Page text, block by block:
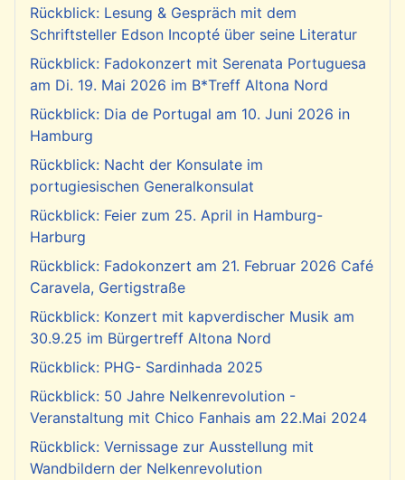
Rückblick: Lesung & Gespräch mit dem
Schriftsteller Edson Incopté über seine Literatur
Rückblick: Fadokonzert mit Serenata Portuguesa
am Di. 19. Mai 2026 im B*Treff Altona Nord
Rückblick: Dia de Portugal am 10. Juni 2026 in
Hamburg
Rückblick: Nacht der Konsulate im
portugiesischen Generalkonsulat
Rückblick: Feier zum 25. April in Hamburg-
Harburg
Rückblick: Fadokonzert am 21. Februar 2026 Café
Caravela, Gertigstraße
Rückblick: Konzert mit kapverdischer Musik am
30.9.25 im Bürgertreff Altona Nord
Rückblick: PHG- Sardinhada 2025
Rückblick: 50 Jahre Nelkenrevolution -
Veranstaltung mit Chico Fanhais am 22.Mai 2024
Rückblick: Vernissage zur Ausstellung mit
Wandbildern der Nelkenrevolution